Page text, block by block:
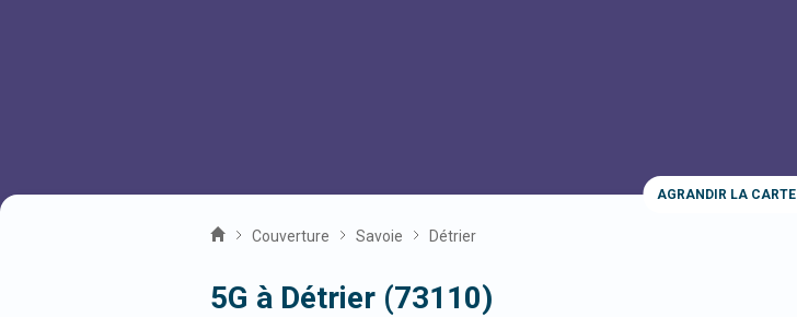
AGRANDIR LA CARTE
Couverture Savoie Détrier
5G à Détrier (73110)